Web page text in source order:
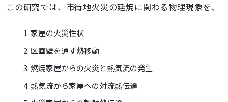
この研究では、市街地火災の延焼に関わる物理現象を、
家屋の火災性状
区画壁を通す熱移動
燃焼家屋からの火炎と熱気流の発生
熱気流から家屋への対流熱伝達